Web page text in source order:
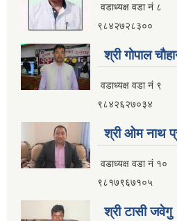
वडाध्यक्ष वडा नं ८
९८४२७२८३००
श्री गाेपाल
वडाध्यक्ष वडा नं ९
९८४२६२७०३४
श्री ओम नाथ
वडाध्यक्ष वडा नं १०
९८१७९६७१०५
श्री टासी जवेगु